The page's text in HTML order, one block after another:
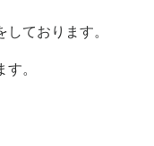
ております。
。